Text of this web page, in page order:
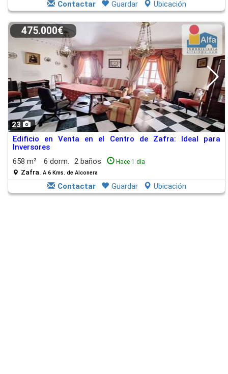
Contactar Guardar Ubicación
23
475.000€
Edificio en Venta en el Centro de Zafra: Ideal para
Inversores
658 m²
6 dorm. 2 baños Hace 1 día
Zafra. A 6 Kms. de Alconera
Contactar Guardar Ubicación